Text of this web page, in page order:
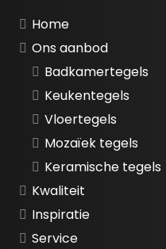
Home
Ons aanbod
Badkamertegels
Keukentegels
Vloertegels
Mozaïek tegels
Keramische tegels
Kwaliteit
Inspiratie
Service